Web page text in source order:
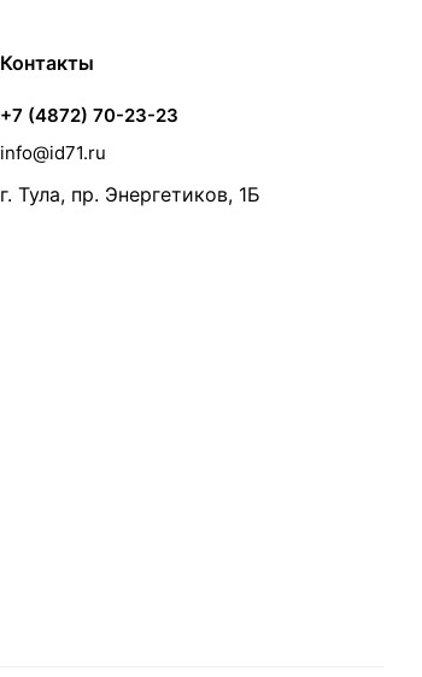
Контакты
+7 (4872) 70-23-23
info@id71.ru
г. Тула, пр. Энергетиков, 1Б